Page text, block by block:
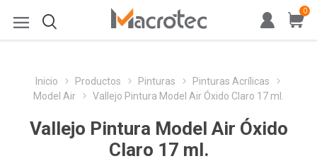
0
Inicio Productos Pinturas
Pinturas Acrílicas
Model Air
Vallejo Pintura Model Air Óxido Claro 17 ml.
Vallejo Pintura Model Air Óxido
Claro 17 ml.